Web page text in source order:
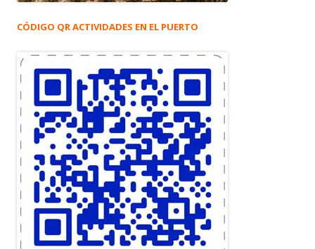
CÓDIGO QR ACTIVIDADES EN EL PUERTO